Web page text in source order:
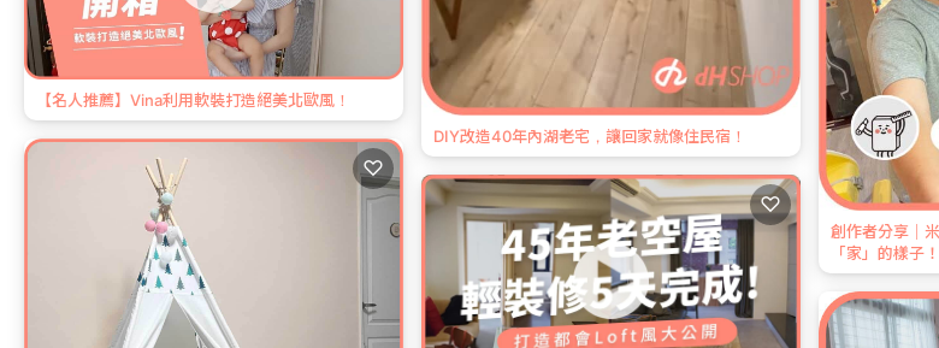
DIY改造40年內湖老宅，讓回家就像住民宿！
【名人推薦】Vina利用軟裝打造絕美北歐風！
♡
創作者分享｜
「家」的樣子！
♡